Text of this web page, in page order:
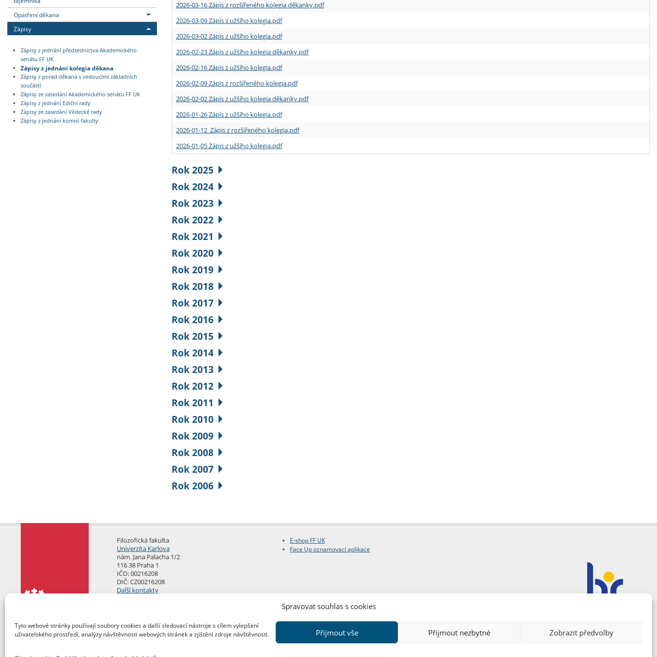
Spravovat souhlas s cookies
Tyto webové stránky používají soubory cookies a další sledovací nástroje s cílem vylepšení
uživatelského prostředí, analýzy návštěvnosti webových stránek a zjištění zdroje návštěvnosti.
Přijmout vše Přijmout nezbytné Zobrazit předvolby
Opatření děkana
Zápisy
Zápisy z jednání předsednictva Akademického
senátu FF UK
Zápisy z jednání kolegia děkana
Zápisy z porad děkana s vedoucími základních
součástí
Zápisy ze zasedání Akademického senátu FF UK
Zápisy z jednání Ediční rady
Zápisy ze zasedání Vědecké rady
Zápisy z jednání komisí fakulty
2026-03-16 Zápis z rozšířeného kolegia děkanky.pdf
2026-03-09 Zápis z užšího kolegia.pdf
2026-03-02 Zápis z užšího kolegia.pdf
2026-02-23 Zápis z užšího kolegia děkanky.pdf
2026-02-16 Zápis z užšího kolegia.pdf
2026-02-09 Zápis z rozšířeného kolegia.pdf
2026-02-02 Zápis z užšího kolegia děkanky.pdf
2026-01-26 Zápis z užšího kolegia.pdf
2026-01-12 Zápis z rozšířeného kolegia.pdf
2026-01-05 Zápis z užšího kolegia.pdf
Rok 2025
Rok 2024
Rok 2023
Rok 2022
Rok 2021
Rok 2020
Rok 2019
Rok 2018
Rok 2017
Rok 2016
Rok 2015
Rok 2014
Rok 2013
Rok 2012
Rok 2011
Rok 2010
Rok 2009
Rok 2008
Rok 2007
Rok 2006
Filozofická fakulta
Univerzita Karlova
nám. Jana Palacha 1/2
116 38 Praha 1
IČO: 00216208
DIČ: CZ00216208
Další kontakty
E-shop FF UK
Face Up oznamovací aplikace